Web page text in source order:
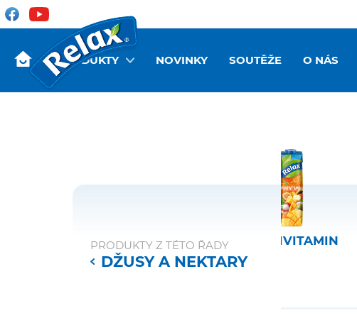
PRODUKTY NOVINKY SOUTĚŽE O NÁS
PRODUKTY Z TÉTO ŘADY
DŽUSY A NEKTARY
100% ČERVENÝ
GRAPEFRUIT
MULTIVITAMIN